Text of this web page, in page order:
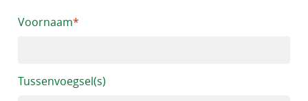
Voornaam
Tussenvoegsel(s)